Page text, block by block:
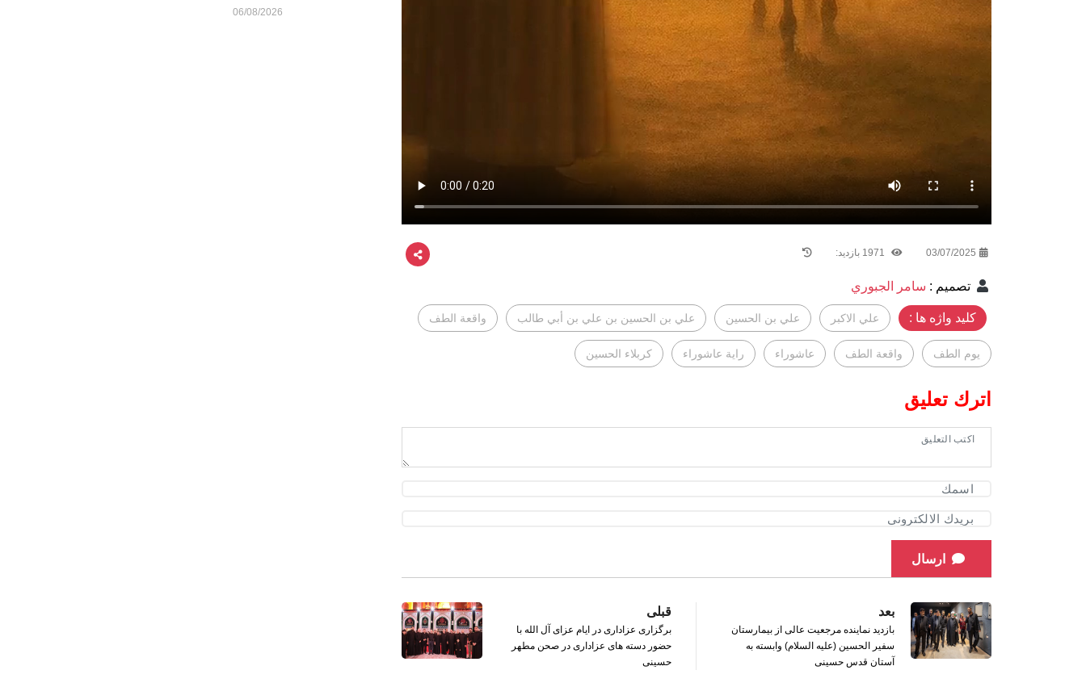
03/07/2025
تصميم : سامر الجبوري
کلید واژه ها : علي الاكبر علي بن الحسين علي بن الحسين بن علي بن أبي طالب واقعة الطف
يوم الطف واقعة الطف عاشوراء راية عاشوراء كربلاء الحسين
اترك تعليق
ارسال
قبلی
برگزاری عزاداری در ایام عزای آل الله با
حضور دسته های عزاداری در صحن مطهر
حسینی
بعد
بازدید نماینده مرجعیت عالی از بیمارستان
سفیر الحسین (علیه السلام) وابسته به
آستان قدس حسینی
06/08/2026